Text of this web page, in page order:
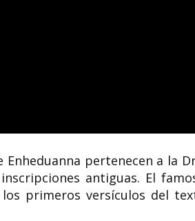
pertenecen a la
antiguas. El
primeros versículos del